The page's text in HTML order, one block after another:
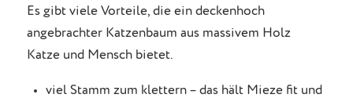
Es gibt viele Vorteile, die ein deckenhoch
angebrachter Katzenbaum aus massivem Holz
Katze und Mensch bietet.
viel Stamm zum klettern – das hält Mieze fit und